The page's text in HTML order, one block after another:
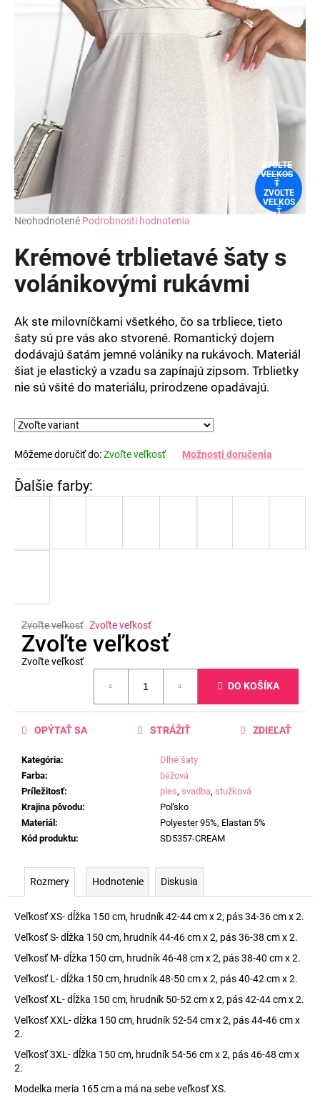
Priemerné
produktu
je
z
hviezdičiek.
Neohodnotené Podrobnosti hodnotenia
Krémové trblietavé šaty s
volánikovými rukávmi
Ak ste milovníčkami všetkého, čo sa trbliece, tieto
šaty sú pre vás ako stvorené. Romantický dojem
dodávajú šatám jemné volániky na rukávoch. Materiál
šiat je elastický a vzadu sa zapínajú zipsom. Trblietky
nie sú všité do materiálu, prirodzene opadávajú.
Môžeme doručiť do:Zvoľte veľkosť Možnosti doručenia
Zvoľte veľkosť Zvoľte veľkosť
Zvoľte veľkosť
Zvoľte veľkosť
DO KOŠÍKA
Kategória:
Dlhé šaty
Farba:
béžová
Príležitosť: ples, svadba, stužková
Krajina pôvodu:
Poľsko
Materiál :
Polyester 95%, Elastan 5%
Kód produktu: SD5357-CREAM
OPÝTAŤ SA STRÁŽIŤ ZDIEĽAŤ
ZVOĽTE
VEĽKOS
Ť
ZVOĽTE
VEĽKOS
Ť
Rozmery Hodnotenie Diskusia
Veľkosť XS- dĺžka 150 cm, hrudník 42-44 cm x 2, pás 34-36 cm x 2.
Veľkosť S- dĺžka 150 cm, hrudník 44-46 cm x 2, pás 36-38 cm x 2.
Veľkosť M- dĺžka 150 cm, hrudník 46-48 cm x 2, pás 38-40 cm x 2.
Veľkosť L- dĺžka 150 cm, hrudník 48-50 cm x 2, pás 40-42 cm x 2.
Veľkosť XL- dĺžka 150 cm, hrudník 50-52 cm x 2, pás 42-44 cm x 2.
Veľkosť XXL- dĺžka 150 cm, hrudník 52-54 cm x 2, pás 44-46 cm x
2.
Veľkosť 3XL- dĺžka 150 cm, hrudník 54-56 cm x 2, pás 46-48 cm x
2.
Modelka meria 165 cm a má na sebe veľkosť XS.